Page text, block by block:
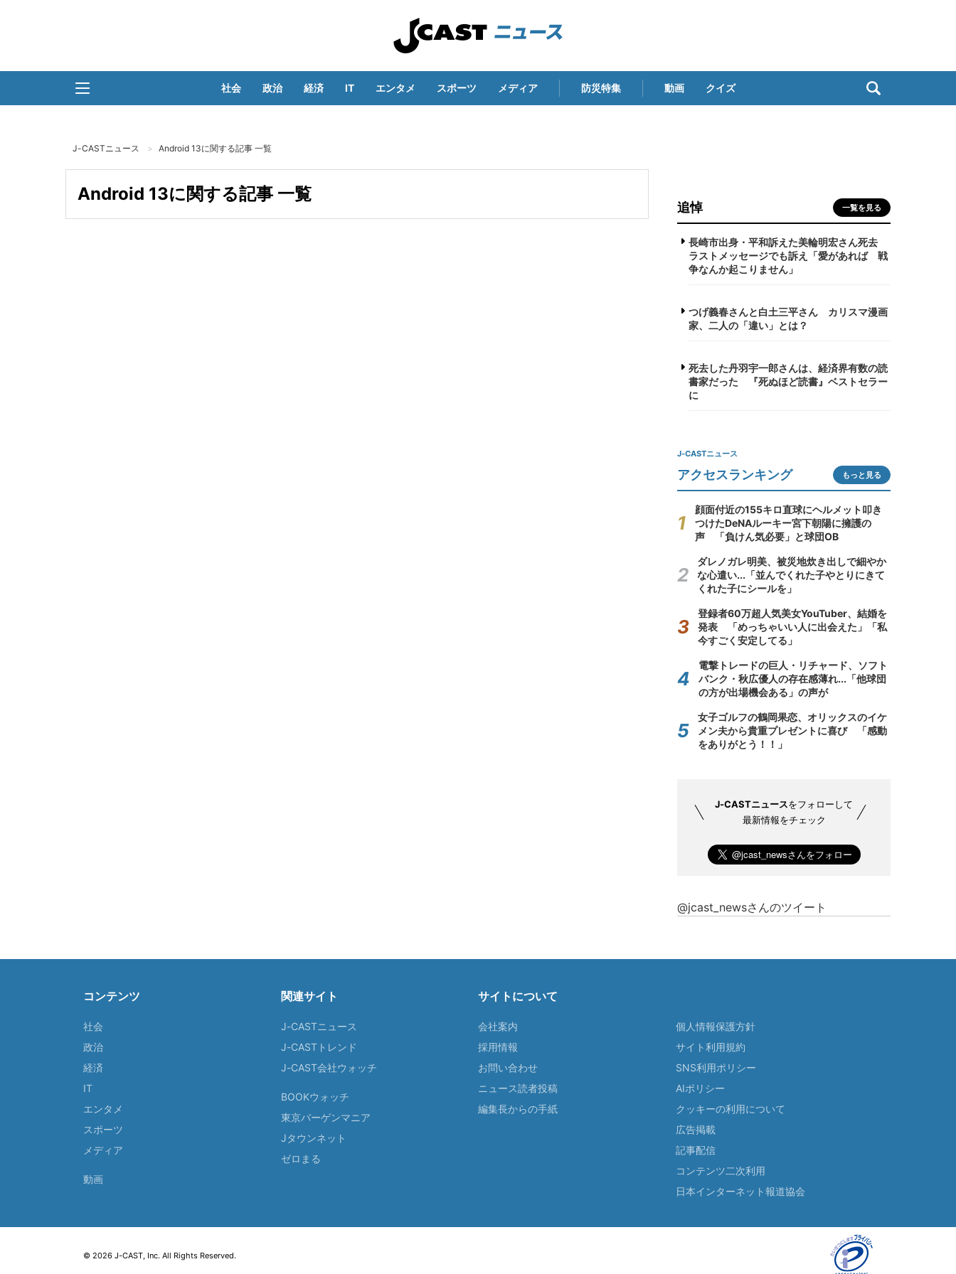
社会 政治 経済 IT エンタメ スポーツ メディア 防災特集 動画 クイズ
J-CASTニュース Android 13に関する記事 一覧
Android 13に関する記事 一覧
追悼 一覧を見る
長崎市出身・平和訴えた美輪明宏さん死去
ラストメッセージでも訴え「愛があれば 戦
争なんか起こりません」
つげ義春さんと白土三平さん カリスマ漫画
家、二人の「違い」とは？
死去した丹羽宇一郎さんは、経済界有数の読
書家だった 『死ぬほど読書』ベストセラー
に
J-CASTニュース
アクセスランキング もっと見る
顔面付近の155キロ直球にヘルメット叩き
つけたDeNAルーキー宮下朝陽に擁護の
声 「負けん気必要」と球団OB
ダレノガレ明美、被災地炊き出しで細やか
な心遣い...「並んでくれた子やとりにきて
くれた子にシールを」
登録者60万超人気美女YouTuber、結婚を
発表 「めっちゃいい人に出会えた」「私
今すごく安定してる」
電撃トレードの巨人・リチャード、ソフト
バンク・秋広優人の存在感薄れ...「他球団
の方が出場機会ある」の声が
女子ゴルフの鶴岡果恋、オリックスのイケ
メン夫から貴重プレゼントに喜び 「感動
をありがとう！！」
J-CASTニュースをフォローして
最新情報をチェック
@jcast_newsさんのツイート
コンテンツ
社会
政治
経済
IT
エンタメ
スポーツ
メディア
動画
関連サイト
J-CASTニュース
J-CASTトレンド
J-CAST会社ウォッチ
BOOKウォッチ
東京バーゲンマニア
Jタウンネット
ゼロまる
サイトについて
会社案内
採用情報
お問い合わせ
ニュース読者投稿
編集長からの手紙
個人情報保護方針
サイト利用規約
SNS利用ポリシー
AIポリシー
クッキーの利用について
広告掲載
記事配信
コンテンツ二次利用
日本インターネット報道協会
© 2026 J-CAST, Inc. All Rights Reserved.